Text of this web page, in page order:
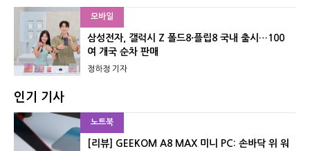
모바일
삼성전자, 갤럭시 Z 폴드8·플립8 국내 출시…100
여 개국 순차 판매
정하정 기자
인기 기사
노트북
[리뷰] GEEKOM A8 MAX 미니 PC: 손바닥 위 워